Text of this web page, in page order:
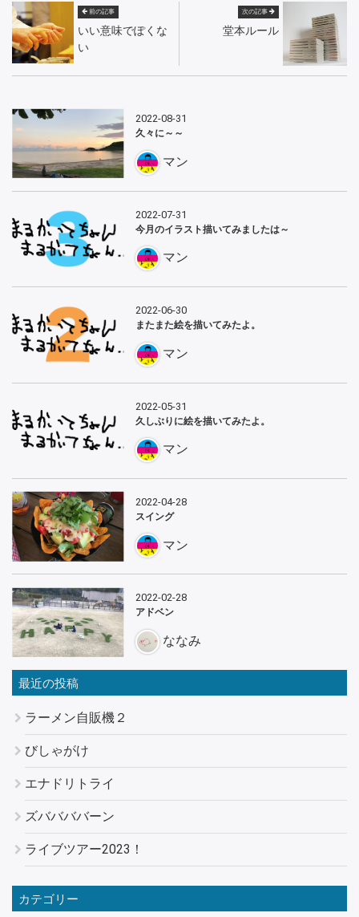
前の記事
いい意味でぽくな
い
次の記事
堂本ルール
2022-08-31
久々に～～
マン
2022-07-31
今月のイラスト描いてみましたは～
マン
2022-06-30
またまた絵を描いてみたよ。
マン
2022-05-31
久しぶりに絵を描いてみたよ。
マン
2022-04-28
スイング
マン
2022-02-28
アドベン
ななみ
最近の投稿
ラーメン自販機２
びしゃがけ
エナドリトライ
ズババババーン
ライブツアー2023！
カテゴリー